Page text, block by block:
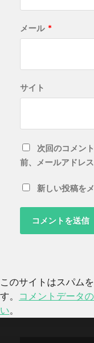
メール *
サイト
次回のコメン
前、メールアドレ
新しい投稿を
このサイトはスパム
す。
コメントデータ
い。